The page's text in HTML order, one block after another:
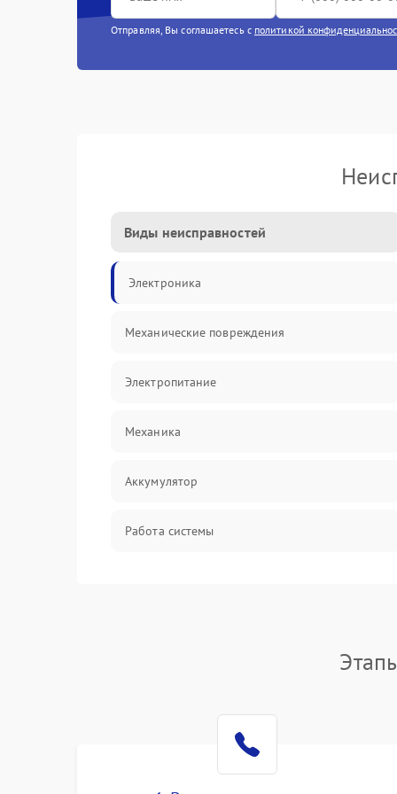
Отправляя, Вы соглашаетесь с политикой
Виды неисправностей
Электроника
Механические повреждения
Электропитание
Механика
Аккумулятор
Работа системы